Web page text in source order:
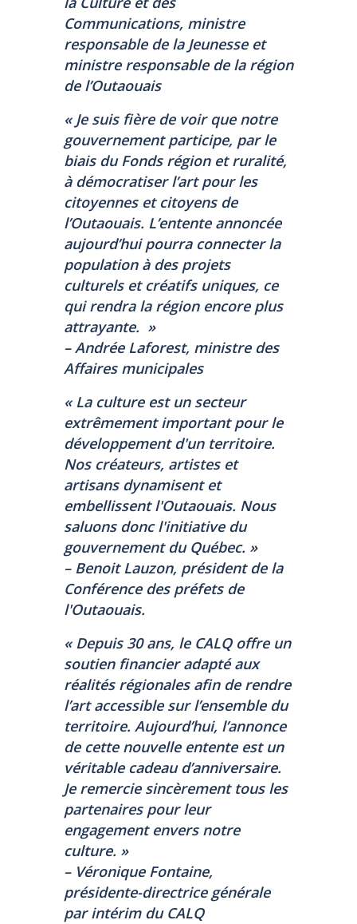
Communications, ministre
responsable de la Jeunesse et
ministre responsable de la région
de l’Outaouais
« Je suis fière de voir que notre
gouvernement participe, par le
biais du Fonds région et ruralité,
à démocratiser l’art pour les
citoyennes et citoyens de
l’Outaouais. L’entente annoncée
aujourd’hui pourra connecter la
population à des projets
culturels et créatifs uniques, ce
qui rendra la région encore plus
attrayante. »
– Andrée Laforest, ministre des
Affaires municipales
« La culture est un secteur
extrêmement important pour le
développement d'un territoire.
Nos créateurs, artistes et
artisans dynamisent et
embellissent l'Outaouais. Nous
saluons donc l'initiative du
gouvernement du Québec. »
– Benoit Lauzon, président de la
Conférence des préfets de
l'Outaouais.
« Depuis 30 ans, le CALQ offre un
soutien financier adapté aux
réalités régionales afin de rendre
l’art accessible sur l’ensemble du
territoire. Aujourd’hui, l’annonce
de cette nouvelle entente est un
véritable cadeau d’anniversaire.
Je remercie sincèrement tous les
partenaires pour leur
engagement envers notre
culture. »
– Véronique Fontaine,
présidente-directrice générale
par intérim du CALQ